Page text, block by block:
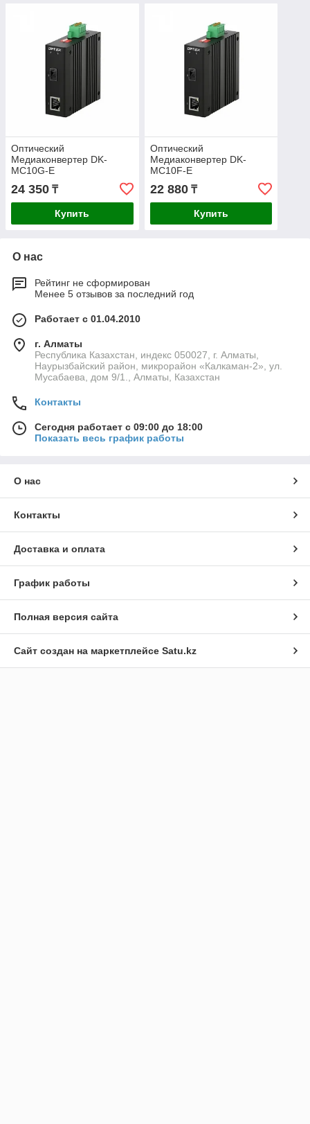
Оптический
Медиаконвертер DK-
MC10G-E
24 350 ₸
Купить
Оптический
Медиаконвертер DK-
MC10F-E
22 880₸
Купить
О нас
Рейтинг не сформирован
Менее 5 отзывов за последний год
Работает с 01.04.2010
г. Алматы
Республика Казахстан, индекс 050027, г. Алматы,
Наурызбайский район, микрорайон «Калкаман-2», ул.
Мусабаева, дом 9/1., Алматы, Казахстан
Контакты
Сегодня работает с 09:00 до 18:00
Показать весь график работы
О нас
Контакты
Доставка и оплата
График работы
Полная версия сайта
Сайт создан на маркетплейсе Satu.kz